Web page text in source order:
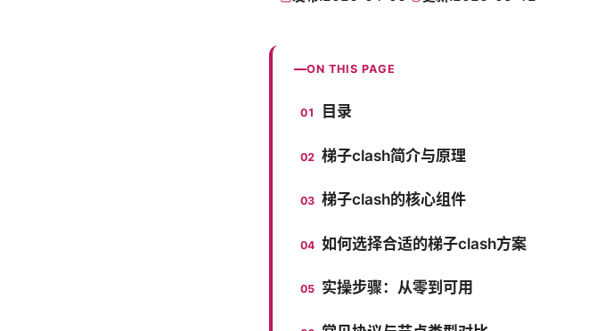
ON THIS PAGE
目录
梯子clash简介与原理
梯子clash的核心组件
如何选择合适的梯子clash方案
实操步骤：从零到可用